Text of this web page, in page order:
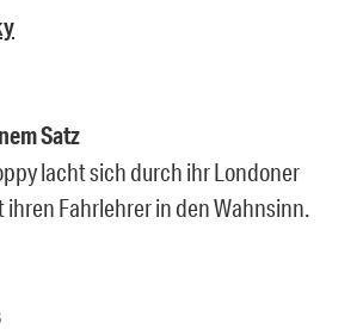
Satz
lacht sich durch ihr Londoner
ihren Fahrlehrer in den Wahnsinn.